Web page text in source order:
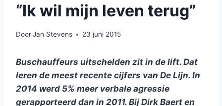
“Ik wil mijn leven terug”
DoorJan Stevens 23 juni 2015
Buschauffeurs uitschelden zit in de lift. Dat
leren de meest recente cijfers van De Lijn. In
2014 werd 5% meer verbale agressie
gerapporteerd dan in 2011. Bij Dirk Baert en